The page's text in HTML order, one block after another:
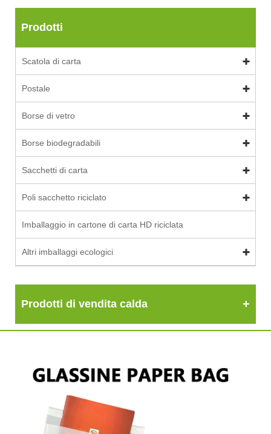
Prodotti
Scatola di carta
Postale
Borse di vetro
Borse biodegradabili
Sacchetti di carta
Poli sacchetto riciclato
Imballaggio in cartone di carta HD riciclata
Altri imballaggi ecologici
Prodotti di vendita calda